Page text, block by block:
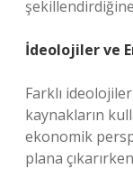
İdeolojiler ve
Farklı
kaynakların
ekonomik
plana